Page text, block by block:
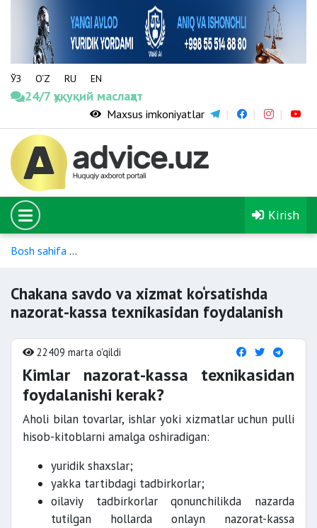
ЎЗ O‘Z RU EN
24/7 ҳуқуқий маслаҳат
Maxsus imkoniyatlar
Kirish
Bosh sahifa
Chakana savdo va xizmat ko‘rsatishda
nazorat-kassa texnikasidan foydalanish
22409 marta o'qildi
Kimlar nazorat-kassa texnikasidan
foydalanishi kerak?
Aholi bilan tovarlar, ishlar yoki xizmatlar uchun pulli
hisob-kitoblarni amalga oshiradigan:
yuridik shaxslar;
yakka tartibdagi tadbirkorlar;
oilaviy tadbirkorlar qonunchilikda nazarda
tutilgan hollarda onlayn nazorat-kassa